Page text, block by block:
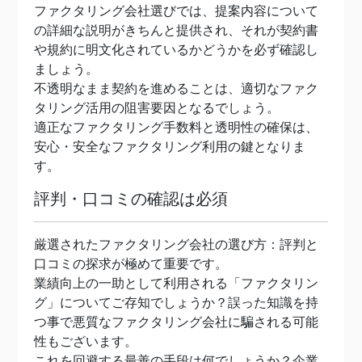
ファクタリング会社選びでは、提案内容について
の詳細な説明がきちんと提供され、それが契約書
や規約に明文化されているかどうかを必ず確認し
ましょう。
不透明なまま契約を進めることは、適切なファク
タリング活用の阻害要因となるでしょう。
適正なファクタリング手数料と透明性の確保は、
安心・安全なファクタリング利用の鍵となりま
す。
評判・口コミの確認は必須
厳選されたファクタリング会社の選び方：評判と
口コミの探求が極めて重要です。
業績向上の一助として利用される「ファクタリン
グ」についてご存知でしょうか？誤った知識を持
つ事で悪質なファクタリング会社に騙される可能
性もございます。